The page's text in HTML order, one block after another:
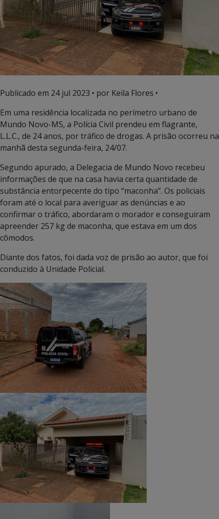
Publicado em 24 jul 2023 • por Keila Flores •
Em uma residência localizada no perímetro urbano de
Mundo Novo-MS, a Polícia Civil prendeu em flagrante,
L.L.C., de 24 anos, por tráfico de drogas. A prisão ocorreu na
manhã desta segunda-feira, 24/07.
Segundo apurado, a Delegacia de Mundo Novo recebeu
informações de que na casa havia certa quantidade de
substância entorpecente do tipo “maconha”. Os policiais
foram até o local para averiguar as denúncias e ao
confirmar o tráfico, abordaram o morador e conseguiram
apreender 257 kg de maconha, que estava em um dos
cômodos.
Diante dos fatos, foi dada voz de prisão ao autor, que foi
conduzido à Unidade Policial.